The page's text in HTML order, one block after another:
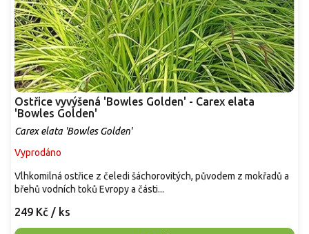
Ostřice vyvýšená 'Bowles Golden' - Carex elata
'Bowles Golden'
Carex elata 'Bowles Golden'
Vyprodáno
249 Kč / ks
Vlhkomilná ostřice z čeledi šáchorovitých, původem z mokřadů a
břehů vodních toků Evropy a části...